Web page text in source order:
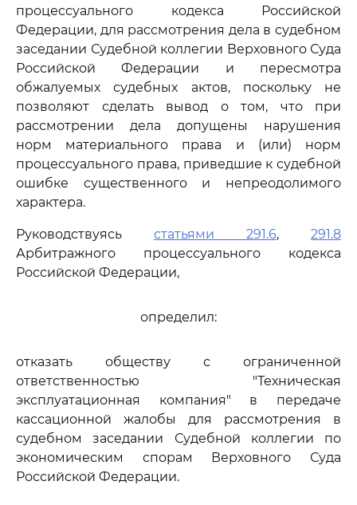
процессуального кодекса Российской
Федерации, для рассмотрения дела в судебном
заседании Судебной коллегии Верховного Суда
Российской Федерации и пересмотра
обжалуемых судебных актов, поскольку не
позволяют сделать вывод о том, что при
рассмотрении дела допущены нарушения
норм материального права и (или) норм
процессуального права, приведшие к судебной
ошибке существенного и непреодолимого
характера.
Руководствуясь статьями 291.6, 291.8
Арбитражного процессуального кодекса
Российской Федерации,
определил:
отказать обществу с ограниченной
ответственностью "Техническая
эксплуатационная компания" в передаче
кассационной жалобы для рассмотрения в
судебном заседании Судебной коллегии по
экономическим спорам Верховного Суда
Российской Федерации.